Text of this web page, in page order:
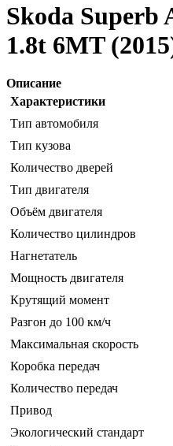
Skoda Superb
1.8t 6MT
Описание
Характеристики
Тип автомобиля
Тип кузова
Количество дверей
Тип двигателя
Объём двигателя
Количество цилиндров
Нагнетатель
Мощность двигателя
Крутящий момент
Разгон до 100 км/ч
Максимальная скорость
Коробка передач
Количество передач
Привод
Экологический стандарт